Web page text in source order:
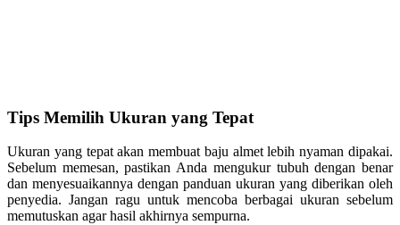
Tips Memilih Ukuran yang Tepat
Ukuran yang tepat akan membuat baju almet lebih nyaman dipakai.
Sebelum memesan, pastikan Anda mengukur tubuh dengan benar
dan menyesuaikannya dengan panduan ukuran yang diberikan oleh
penyedia. Jangan ragu untuk mencoba berbagai ukuran sebelum
memutuskan agar hasil akhirnya sempurna.